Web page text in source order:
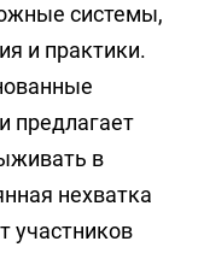
системы,
и практики.
предлагает
в
нехватка
участников